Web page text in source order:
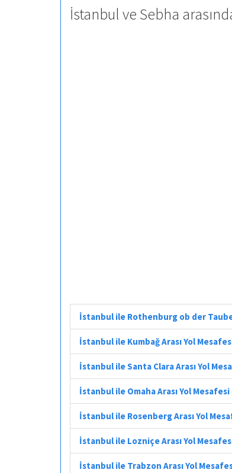
İstanbul ve Sebha
İstanbul ile Rothenburg ob der
İstanbul ile Kumbağ Arası Yol
İstanbul ile Santa Clara Arası Yol
İstanbul ile Omaha Arası Yol
İstanbul ile Rosenberg Arası Yol
İstanbul ile Lozniçe Arası Yol
İstanbul ile Trabzon Arası Yol